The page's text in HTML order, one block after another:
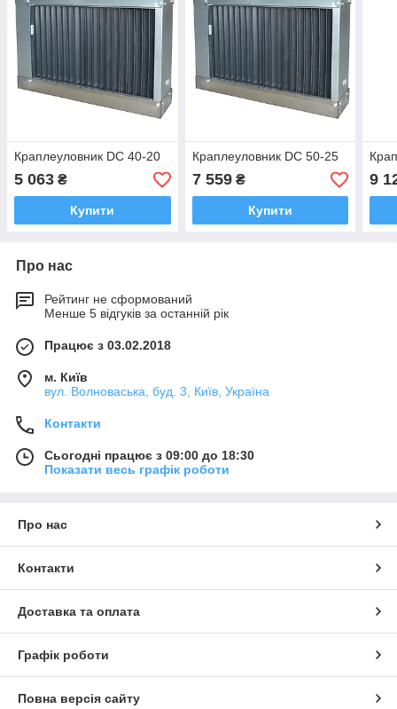
Краплеуловник DC 40-20
5 063 ₴
Купити
Краплеуловник DC 50-25
7 559₴
Купити
9
Про нас
Рейтинг не сформований
Менше 5 відгуків за останній рік
Працює з 03.02.2018
м. Київ
вул. Волноваська, буд. 3, Київ, Україна
Контакти
Сьогодні працює з 09:00 до 18:30
Показати весь графік роботи
Про нас
Контакти
Доставка та оплата
Графік роботи
Повна версія сайту